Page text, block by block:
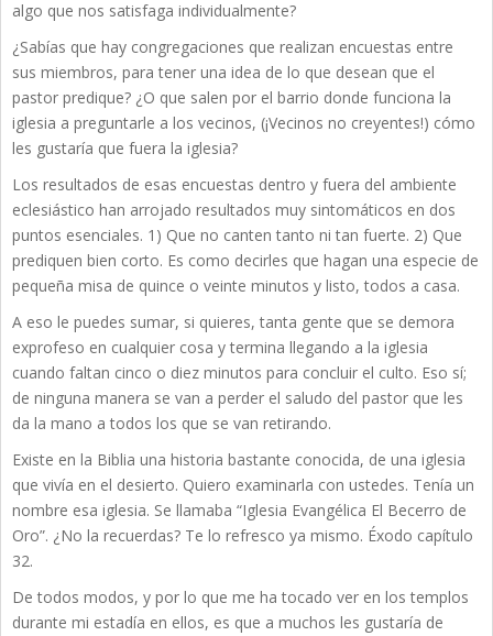
algo que nos satisfaga individualmente?
¿Sabías que hay congregaciones que realizan encuestas entre
sus miembros, para tener una idea de lo que desean que el
pastor predique? ¿O que salen por el barrio donde funciona la
iglesia a preguntarle a los vecinos, (¡Vecinos no creyentes!) cómo
les gustaría que fuera la iglesia?
Los resultados de esas encuestas dentro y fuera del ambiente
eclesiástico han arrojado resultados muy sintomáticos en dos
puntos esenciales. 1) Que no canten tanto ni tan fuerte. 2) Que
prediquen bien corto. Es como decirles que hagan una especie de
pequeña misa de quince o veinte minutos y listo, todos a casa.
A eso le puedes sumar, si quieres, tanta gente que se demora
exprofeso en cualquier cosa y termina llegando a la iglesia
cuando faltan cinco o diez minutos para concluir el culto. Eso sí;
de ninguna manera se van a perder el saludo del pastor que les
da la mano a todos los que se van retirando.
Existe en la Biblia una historia bastante conocida, de una iglesia
que vivía en el desierto. Quiero examinarla con ustedes. Tenía un
nombre esa iglesia. Se llamaba “Iglesia Evangélica El Becerro de
Oro”. ¿No la recuerdas? Te lo refresco ya mismo. Éxodo capítulo
32.
De todos modos, y por lo que me ha tocado ver en los templos
durante mi estadía en ellos, es que a muchos les gustaría de